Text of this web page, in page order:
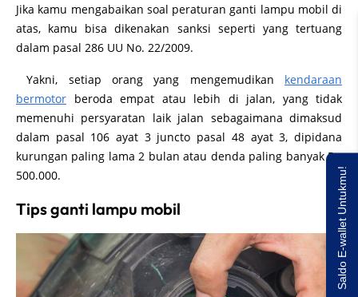
Jika kamu mengabaikan soal peraturan ganti lampu mobil di
atas, kamu bisa dikenakan sanksi seperti yang tertuang
dalam pasal 286 UU No. 22/2009.
Yakni, setiap orang yang mengemudikan kendaraan
bermotor beroda empat atau lebih di jalan, yang tidak
memenuhi persyaratan laik jalan sebagaimana dimaksud
dalam pasal 106 ayat 3 juncto pasal 48 ayat 3, dipidana
kurungan paling lama 2 bulan atau denda paling banyak Rp
500.000.
Tips ganti lampu mobil Saldo E-wallet Untukmu!